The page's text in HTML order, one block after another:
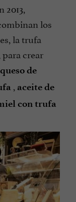
los
la trufa
crear
queso de
, aceite de
con trufa